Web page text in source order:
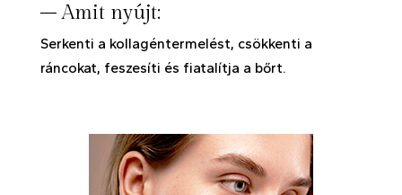
– Amit nyújt:
Serkenti a kollagéntermelést, csökkenti a
ráncokat, feszesíti és fiatalítja a bőrt.